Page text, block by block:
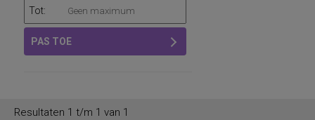
Tot:
PAS TOE
Resultaten 1 t/m 1 van 1